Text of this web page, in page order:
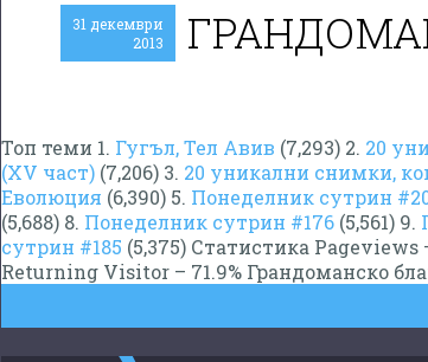
31 декември
2013
Топ теми 1. Гугъл, Тел Авив (7,293) 2. 20
(XV част) (7,206) 3. 20 уникални снимки,
Еволюция (6,390) 5. Понеделник сутрин
(5,688) 8. Понеделник сутрин #176 (5,561) 9.
сутрин #185 (5,375) Статистика Pageviews
Returning Visitor – 71.9% Грандоманско